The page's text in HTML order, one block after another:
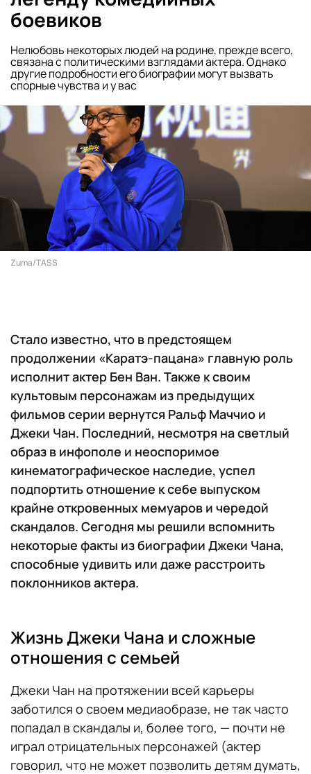
боевиков
Нелюбовь некоторых людей на родине, прежде всего,
связана с политическими взглядами актера. Однако
другие подробности его биографии могут вызвать
спорные чувства и у вас
Zuma/TASS
Стало известно, что в предстоящем
продолжении «Каратэ-пацана» главную роль
исполнит актер Бен Ван. Также к своим
культовым персонажам из предыдущих
фильмов серии вернутся Ральф Маччио и
Джеки Чан. Последний, несмотря на светлый
образ в инфополе и неоспоримое
кинематографическое наследие, успел
подпортить отношение к себе выпуском
крайне откровенных мемуаров и чередой
скандалов. Сегодня мы решили вспомнить
некоторые факты из биографии Джеки Чана,
способные удивить или даже расстроить
поклонников актера.
Жизнь Джеки Чана и сложные
отношения с семьей
Джеки Чан на протяжении всей карьеры
заботился о своем медиаобразе, не так часто
попадал в скандалы и, более того, — почти не
играл отрицательных персонажей (актер
говорил, что не может позволить детям думать,